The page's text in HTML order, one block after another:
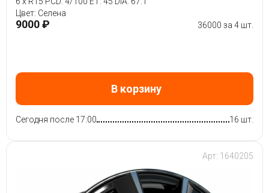
Цвет: Селена
9000 ₽ 36000 за 4 шт.
В корзину
Сегодня после 17:00 16 шт.
Арт: 1640205